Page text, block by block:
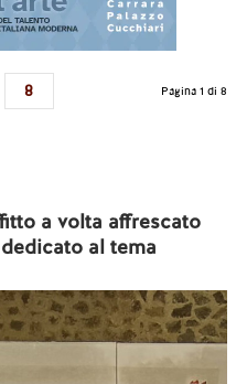
8 Pagina 1 di 8
a volta affrescato
al tema